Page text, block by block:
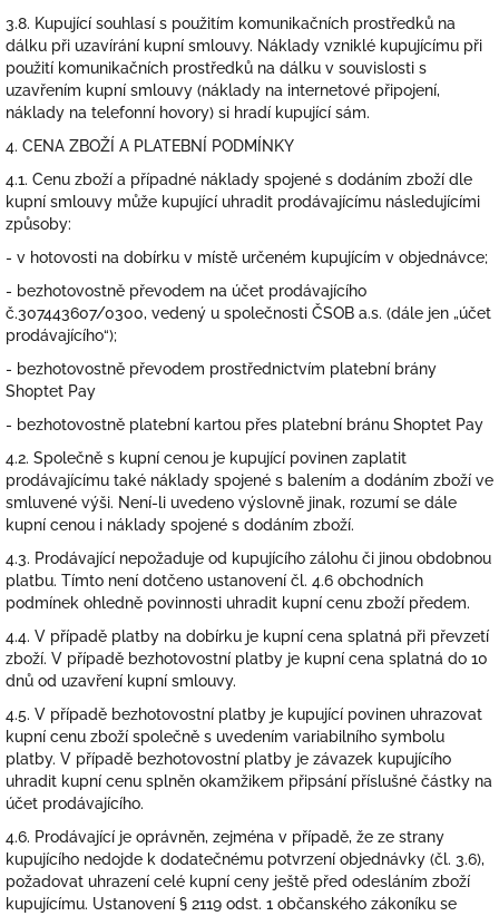
3.8. Kupující souhlasí s použitím komunikačních prostředků na
dálku při uzavírání kupní smlouvy. Náklady vzniklé kupujícímu při
použití komunikačních prostředků na dálku v souvislosti s
uzavřením kupní smlouvy (náklady na internetové připojení,
náklady na telefonní hovory) si hradí kupující sám.
4. CENA ZBOŽÍ A PLATEBNÍ PODMÍNKY
4.1. Cenu zboží a případné náklady spojené s dodáním zboží dle
kupní smlouvy může kupující uhradit prodávajícímu následujícími
způsoby:
- v hotovosti na dobírku v místě určeném kupujícím v objednávce;
- bezhotovostně převodem na účet prodávajícího
č.307443607/0300, vedený u společnosti ČSOB a.s. (dále jen „účet
prodávajícího“);
- bezhotovostně převodem prostřednictvím platební brány
Shoptet Pay
- bezhotovostně platební kartou přes platební bránu Shoptet Pay
4.2. Společně s kupní cenou je kupující povinen zaplatit
prodávajícímu také náklady spojené s balením a dodáním zboží ve
smluvené výši. Není-li uvedeno výslovně jinak, rozumí se dále
kupní cenou i náklady spojené s dodáním zboží.
4.3. Prodávající nepožaduje od kupujícího zálohu či jinou obdobnou
platbu. Tímto není dotčeno ustanovení čl. 4.6 obchodních
podmínek ohledně povinnosti uhradit kupní cenu zboží předem.
4.4. V případě platby na dobírku je kupní cena splatná při převzetí
zboží. V případě bezhotovostní platby je kupní cena splatná do 10
dnů od uzavření kupní smlouvy.
4.5. V případě bezhotovostní platby je kupující povinen uhrazovat
kupní cenu zboží společně s uvedením variabilního symbolu
platby. V případě bezhotovostní platby je závazek kupujícího
uhradit kupní cenu splněn okamžikem připsání příslušné částky na
účet prodávajícího.
4.6. Prodávající je oprávněn, zejména v případě, že ze strany
kupujícího nedojde k dodatečnému potvrzení objednávky (čl. 3.6),
požadovat uhrazení celé kupní ceny ještě před odesláním zboží
kupujícímu. Ustanovení § 2119 odst. 1 občanského zákoníku se